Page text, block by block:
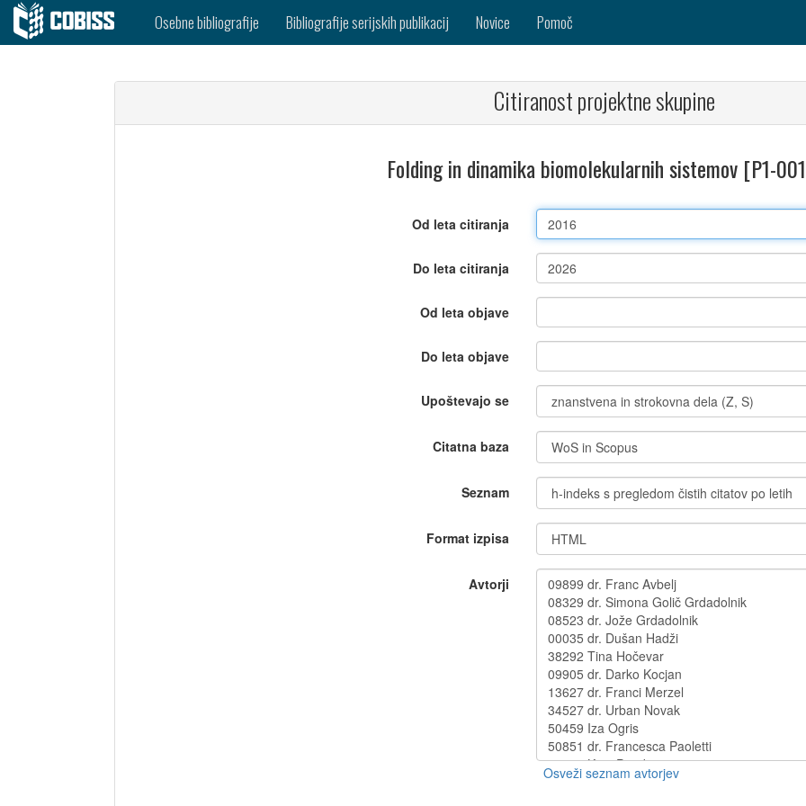
Osebne bibliografije Bibliografije serijskih publikacij Novice Pomoč
Citiranost projektne skupine
Folding in dinamika biomolekularnih sistemov [P1-
Od leta citiranja
Do leta citiranja
Od leta objave
Do leta objave
Upoštevajo se
Citatna baza
Seznam
Format izpisa
Avtorji